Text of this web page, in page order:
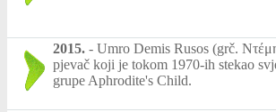
2015. - Umro Demis Rusos (grč.
pjevač koji je tokom 1970-ih stekao
grupe Aphrodite's Child.